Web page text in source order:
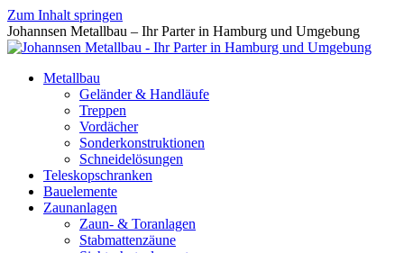
Zum Inhalt springen
Johannsen Metallbau – Ihr Parter in Hamburg und Umgebung
Metallbau
Geländer & Handläufe
Treppen
Vordächer
Sonderkonstruktionen
Schneidelösungen
Teleskopschranken
Bauelemente
Zaunanlagen
Zaun- & Toranlagen
Stabmattenzäune